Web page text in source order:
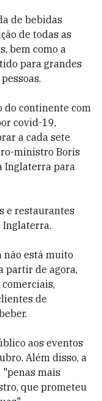
de bebidas
de todas as
bem como a
para grandes
do continente com
covid-19,
a cada sete
ministro Boris
Inglaterra para
e restaurantes
Inglaterra.
não está muito
partir de agora,
de
aos eventos
Além disso, a
"penas mais
que prometeu